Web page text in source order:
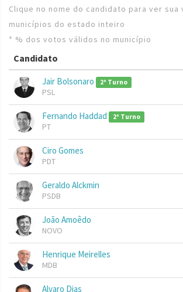
Clique no nome do candidato para ver sua
municípios do estado inteiro
* % dos votos válidos no município
Candidato
Jair Bolsonaro 2º Turno
PSL
Fernando Haddad 2º Turno
PT
Ciro Gomes
PDT
Geraldo Alckmin
PSDB
João Amoêdo
NOVO
Henrique Meirelles
MDB
Alvaro Dias